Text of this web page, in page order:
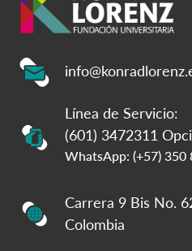
Línea de Servicio:
(601) 3472311
WhatsApp: (+57) 350
Carrera 9 Bis No.
Colombia